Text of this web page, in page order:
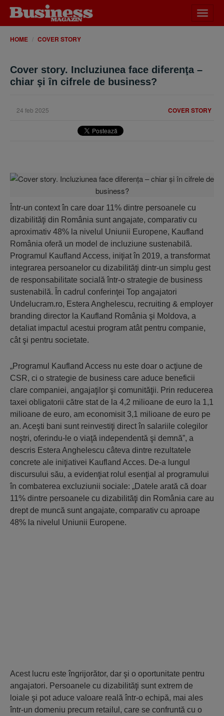
meniu
HOME COVER STORY
Cover story. Incluziunea face diferenţa –
chiar şi în cifrele de business?
COVER STORY
24 feb 2025
Într-un context în care doar 11% dintre persoanele cu
dizabilităţi din România sunt angajate, comparativ cu
aproximativ 48% la nivelul Uniunii Europene, Kaufland
România oferă un model de incluziune sustenabilă.
Programul Kaufland Access, iniţiat în 2019, a transformat
integrarea persoanelor cu dizabilităţi dintr-un simplu gest
de responsabilitate socială într-o strategie de business
sustenabilă. În cadrul conferinţei Top angajatori
Undelucram.ro, Estera Anghelescu, recruiting & employer
branding director la Kaufland România şi Moldova, a
detaliat impactul acestui program atât pentru companie,
cât şi pentru societate.
„Programul Kaufland Access nu este doar o acţiune de
CSR, ci o strategie de business care aduce beneficii
clare companiei, angajaţilor şi comunităţii. Prin reducerea
taxei obligatorii către stat de la 4,2 milioane de euro la 1,1
milioane de euro, am economisit 3,1 milioane de euro pe
an. Aceşti bani sunt reinvestiţi direct în salariile colegilor
noştri, oferindu-le o viaţă independentă şi demnă”, a
descris Estera Anghelescu câteva dintre rezultatele
concrete ale iniţiativei Kaufland Acces. De-a lungul
discursului său, a evidenţiat rolul esenţial al programului
în combaterea excluziunii sociale: „Datele arată că doar
11% dintre persoanele cu dizabilităţi din România care au
drept de muncă sunt angajate, comparativ cu aproape
48% la nivelul Uniunii Europene.
Acest lucru este îngrijorător, dar şi o oportunitate pentru
angajatori. Persoanele cu dizabilităţi sunt extrem de
loiale şi pot aduce valoare reală într-o echipă, mai ales
într-un domeniu precum retailul, care se confruntă cu o